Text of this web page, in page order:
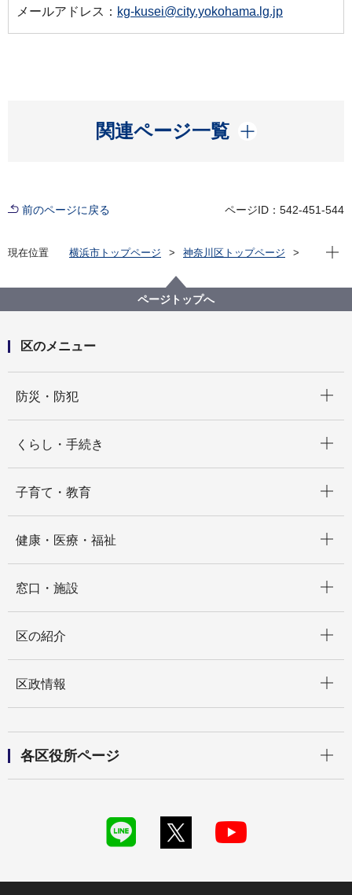
メールアドレス： kg-kusei@city.yokohama.lg.jp
関連ページ一覧
開く
前のページに戻る ページID：542-451-544
現在位置 横浜市トップページ
神奈川区トップページ
区長瓦版（令和６年度）
一筆に込めた想い、新春子ども書き初め大会
現在
ページトップへ
区のメニュー
防災・防犯
くらし・手続き
子育て・教育
健康・医療・福祉
窓口・施設
区の紹介
区政情報
各区役所ページ